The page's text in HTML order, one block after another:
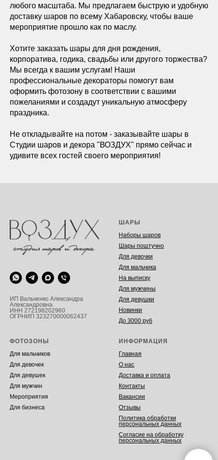
любого масштаба. Мы предлагаем быструю и удобную
доставку шаров по всему Хабаровску, чтобы ваше
мероприятие прошло как по маслу.
Хотите заказать шары для дня рождения,
корпоратива, годика, свадьбы или другого торжества?
Мы всегда к вашим услугам! Наши
профессиональные декораторы помогут вам
оформить фотозону в соответствии с вашими
пожеланиями и создадут уникальную атмосферу
праздника.
Не откладывайте на потом - заказывайте шары в
Студии шаров и декора "ВОЗДУХ" прямо сейчас и
удивите всех гостей своего мероприятия!
ИП Вальченко Александра
Александровна
ИНН 272198202960
ОГРНИП 323270000062437
ШАРЫ
Наборы шаров
Шары поштучно
Для девочки
Для мальчика
На выписку
Для мужчины
Для девушки
Новинки
До 3000 руб
ФОТОЗОНЫ
Для мальчиков
Для девочек
Для девушек
Для мужчин
Мероприятия
Для бизнеса
ИНФОРМАЦИЯ
Главная
О нас
Доставка и оплата
Контакты
Вакансии
Отзывы
Политика обработки
персональных данных
Согласие на обработку
персональных данных